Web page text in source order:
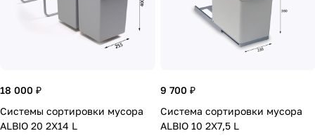
18 000 ₽
Системы сортировки мусора
ALBIO 20 2X14 L
9 700 ₽
Система сортировки мусора
ALBIO 10 2X7,5 L